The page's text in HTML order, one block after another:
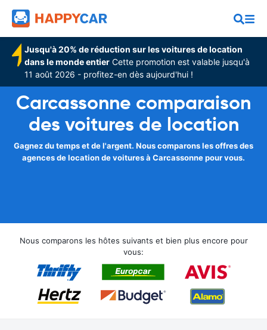
Jusqu'à 20% de réduction sur les voitures de location
dans le monde entier Cette promotion est valable jusqu'à
11 août 2026 - profitez-en dès aujourd'hui !
Carcassonne comparaison
des voitures de location
Gagnez du temps et de l'argent. Nous comparons les offres des
agences de location de voitures à Carcassonne pour vous.
Nous comparons les hôtes suivants et bien plus encore pour
vous: